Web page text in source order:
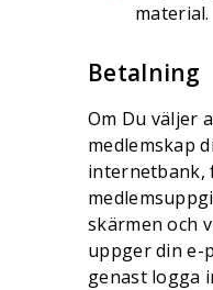
material.
Betalning
Om Du väljer
medlemskap
internetbank,
skärmen och
uppger din e-
genast logga